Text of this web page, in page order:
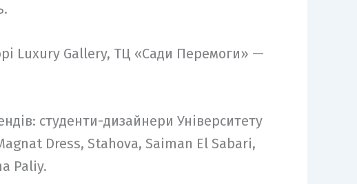
Luxury Gallery, ТЦ «Сади Перемоги» —
студенти-дизайнери Університету
Dress, Stahova, Saiman El Sabari,
Paliy.